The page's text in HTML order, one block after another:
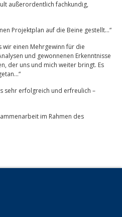
außerordentlich fachkundig,
Projektplan auf die Beine gestellt…“
wir einen Mehrgewinn für die
und gewonnenen Erkenntnisse
der uns und mich weiter bringt. Es
sehr erfolgreich und erfreulich –
im Rahmen des